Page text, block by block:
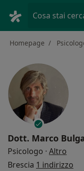
Cosa stai
Homepage
Dott. Marco
Psicologo · Altro
Brescia 1 indirizzo